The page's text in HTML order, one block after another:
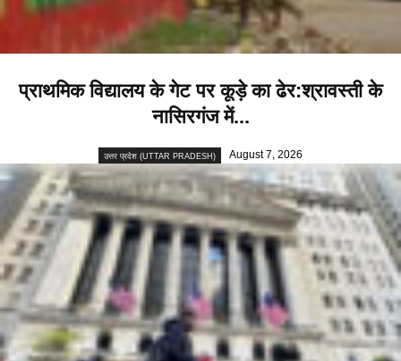
प्राथमिक विद्यालय के गेट पर कूड़े का ढेर:श्रावस्ती के
नासिरगंज में...
उत्तर प्रदेश (UTTAR PRADESH) August 7, 2026